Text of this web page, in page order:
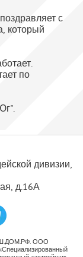
с
который
по
дивизии,
д.16А
ООО